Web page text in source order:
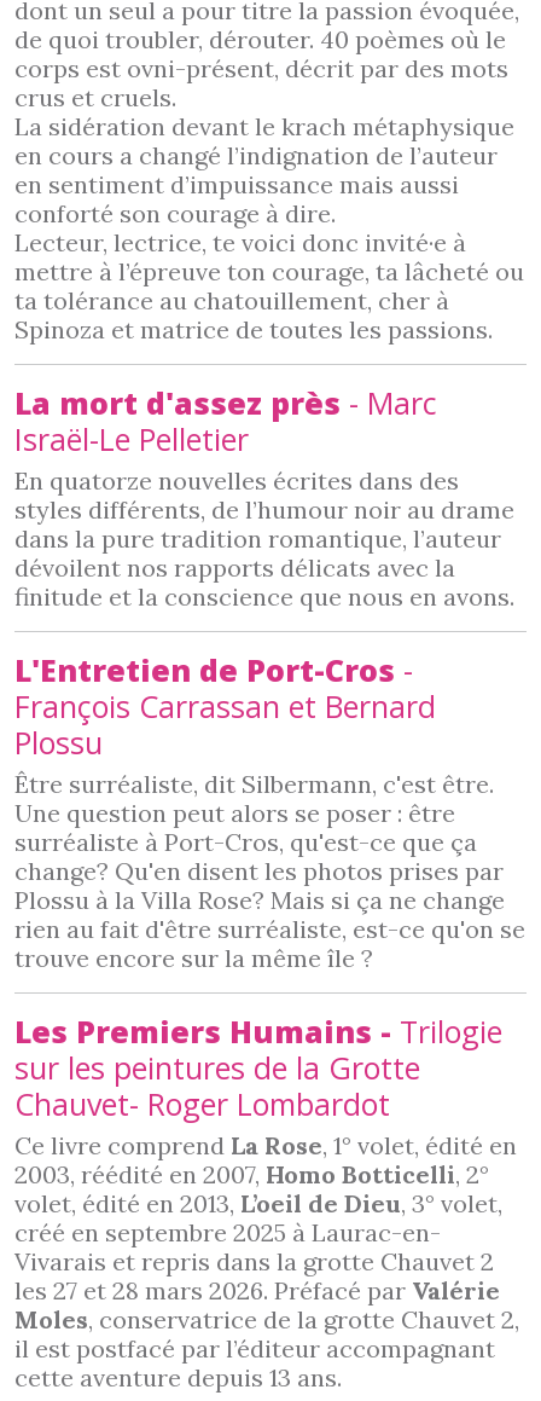
dont un seul a pour titre la passion évoquée,
de quoi troubler, dérouter. 40 poèmes où le
corps est ovni-présent, décrit par des mots
crus et cruels.
La sidération devant le krach métaphysique
en cours a changé l’indignation de l’auteur
en sentiment d’impuissance mais aussi
conforté son courage à dire.
Lecteur, lectrice, te voici donc invité·e à
mettre à l’épreuve ton courage, ta lâcheté ou
ta tolérance au chatouillement, cher à
Spinoza et matrice de toutes les passions.
La mort d'assez près - Marc
Israël-Le Pelletier
En quatorze nouvelles écrites dans des
styles différents, de l’humour noir au drame
dans la pure tradition romantique, l’auteur
dévoilent nos rapports délicats avec la
finitude et la conscience que nous en avons.
L'Entretien de Port-Cros -
François Carrassan et Bernard
Plossu
Être surréaliste, dit Silbermann, c'est être.
Une question peut alors se poser : être
surréaliste à Port-Cros, qu'est-ce que ça
change? Qu'en disent les photos prises par
Plossu à la Villa Rose? Mais si ça ne change
rien au fait d'être surréaliste, est-ce qu'on se
trouve encore sur la même île ?
Les Premiers Humains - Trilogie
sur les peintures de la Grotte
Chauvet- Roger Lombardot
Ce livre comprend La Rose, 1° volet, édité en
2003, réédité en 2007, Homo Botticelli, 2°
volet, édité en 2013, L’oeil de Dieu, 3° volet,
créé en septembre 2025 à Laurac-en-
Vivarais et repris dans la grotte Chauvet 2
les 27 et 28 mars 2026. Préfacé par Valérie
Moles, conservatrice de la grotte Chauvet 2,
il est postfacé par l’éditeur accompagnant
cette aventure depuis 13 ans.